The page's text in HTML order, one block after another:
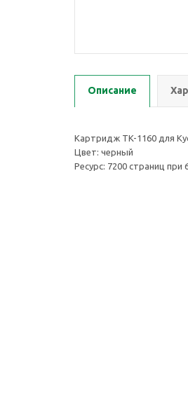
Описание
Картридж TK-1160 для
Цвет: черный
Ресурс: 7200 страниц при